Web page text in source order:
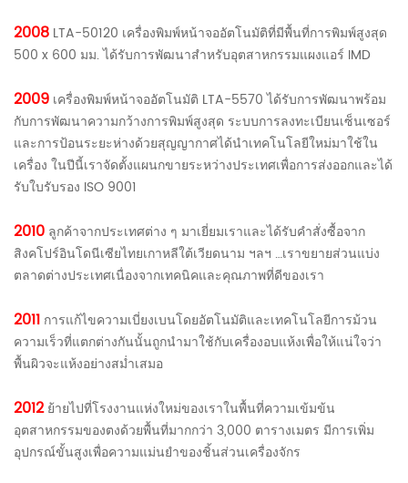
2008 LTA-50120 เครื่องพิมพ์หน้าจออัตโนมัติที่มีพื้นที่การพิมพ์สูงสุด
500 x 600 มม. ได้รับการพัฒนาสำหรับอุตสาหกรรมแผงแอร์ IMD
2009 เครื่องพิมพ์หน้าจออัตโนมัติ LTA-5570 ได้รับการพัฒนาพร้อม
กับการพัฒนาความกว้างการพิมพ์สูงสุด ระบบการลงทะเบียนเซ็นเซอร์
และการป้อนระยะห่างด้วยสุญญากาศได้นำเทคโนโลยีใหม่มาใช้ใน
เครื่อง ในปีนี้เราจัดตั้งแผนกขายระหว่างประเทศเพื่อการส่งออกและได้
รับใบรับรอง ISO 9001
2010 ลูกค้าจากประเทศต่าง ๆ มาเยี่ยมเราและได้รับคำสั่งซื้อจาก
สิงคโปร์อินโดนีเซียไทยเกาหลีใต้เวียดนาม ฯลฯ …เราขยายส่วนแบ่ง
ตลาดต่างประเทศเนื่องจากเทคนิคและคุณภาพที่ดีของเรา
2011 การแก้ไขความเบี่ยงเบนโดยอัตโนมัติและเทคโนโลยีการม้วน
ความเร็วที่แตกต่างกันนั้นถูกนำมาใช้กับเครื่องอบแห้งเพื่อให้แน่ใจว่า
พื้นผิวจะแห้งอย่างสม่ำเสมอ
2012ย้ายไปที่โรงงานแห่งใหม่ของเราในพื้นที่ความเข้มข้น
อุตสาหกรรมของตงด้วยพื้นที่มากกว่า 3,000 ตารางเมตร มีการเพิ่ม
อุปกรณ์ขั้นสูงเพื่อความแม่นยำของชิ้นส่วนเครื่องจักร